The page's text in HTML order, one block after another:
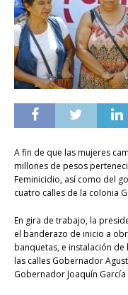
A fin de que las mujeres
millones de pesos
Feminicidio, así como del
cuatro calles de la colonia
En gira de trabajo, la
el banderazo de inicio a
banquetas, e instalación de
las calles Gobernador
Gobernador Joaquín García